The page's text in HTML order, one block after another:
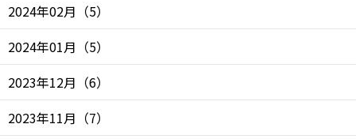
2024年02月 （5）
2024年01月 （5）
2023年12月 （6）
2023年11月 （7）